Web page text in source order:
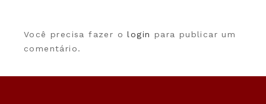
Você precisa fazer ologin para publicar um
comentário.